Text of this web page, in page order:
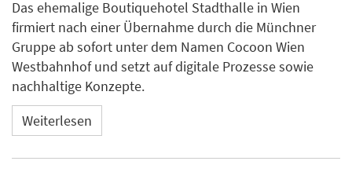
Das ehemalige Boutiquehotel Stadthalle in Wien
firmiert nach einer Übernahme durch die Münchner
Gruppe ab sofort unter dem Namen Cocoon Wien
Westbahnhof und setzt auf digitale Prozesse sowie
nachhaltige Konzepte.
Weiterlesen